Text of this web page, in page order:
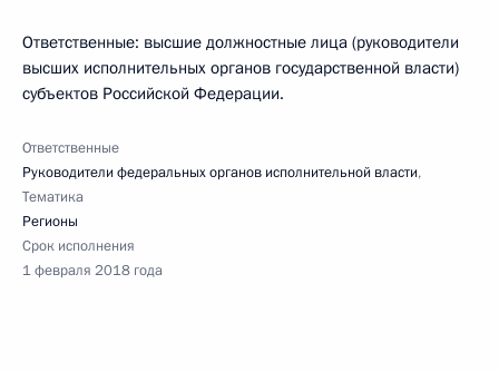
Ответственные: высшие должностные лица (руководители
высших исполнительных органов государственной власти)
субъектов Российской Федерации.
Ответственные
Руководители федеральных органов исполнительной власти,
Тематика
Регионы
Срок исполнения
1 февраля 2018 года